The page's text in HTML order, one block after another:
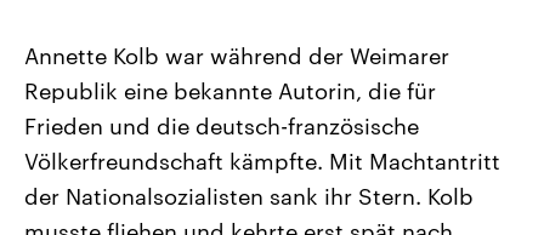
Landtagswahl Sachsen-Anhalt
2026
Alle Informationen
Sachsen-Anhalt wählt am 6.
September 2026 einen neuen
Landtag. Seit 2021 wird das
Bundesland von einer Koalition aus
USA
Aktuelle Beiträge,
Hintergründe
Wirtschaftlich und
gehören die Vereinigten
den mächtigsten Ländern
mit großem Einfluss auf
Annette Kolb war während der Weimarer
Republik eine bekannte Autorin, die für
Frieden und die deutsch-französische
Völkerfreundschaft kämpfte. Mit Machtantritt
der Nationalsozialisten sank ihr Stern. Kolb